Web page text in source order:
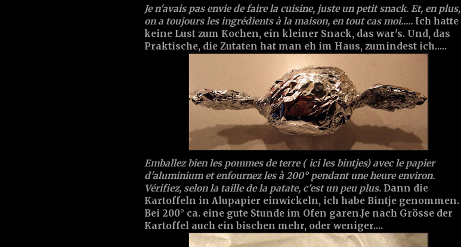
Je n'avais pas envie de faire la cuisine, juste un petit snack. Et, en plus,
on a toujours les ingrédients à la maison, en tout cas moi..... Ich hatte
keine Lust zum Kochen, ein kleiner Snack, das war's. Und, das
Praktische, die Zutaten hat man eh im Haus, zumindest ich.....
Emballez bien les pommes de terre ( ici les bintjes) avec le papier
d'aluminium et enfournez les à 200° pendant une heure environ.
Vérifiez, selon la taille de la patate, c'est un peu plus. Dann die
Kartoffeln in Alupapier einwickeln, ich habe Bintje genommen.
Bei 200° ca. eine gute Stunde im Ofen garen.Je nach Grösse der
Kartoffel auch ein bischen mehr, oder weniger....